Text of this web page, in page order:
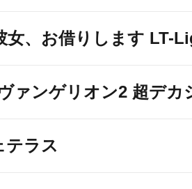
女、お借りします LT-
ァンゲリオン2 超デカ
テラス